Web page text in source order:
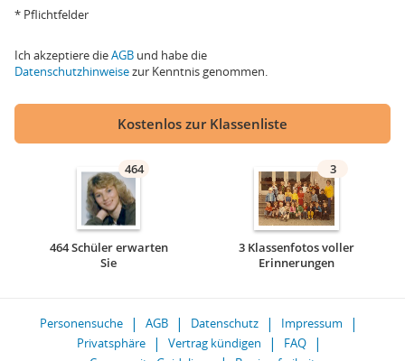
* Pflichtfelder
Ich akzeptiere dieAGB und habe die
Datenschutzhinweisezur Kenntnis genommen.
Kostenlos zur Klassenliste
464
464 Schüler erwarten
Sie
3
3 Klassenfotos voller
Erinnerungen
Personensuche AGB Datenschutz
Impressum
Privatsphäre
Vertrag kündigen
FAQ